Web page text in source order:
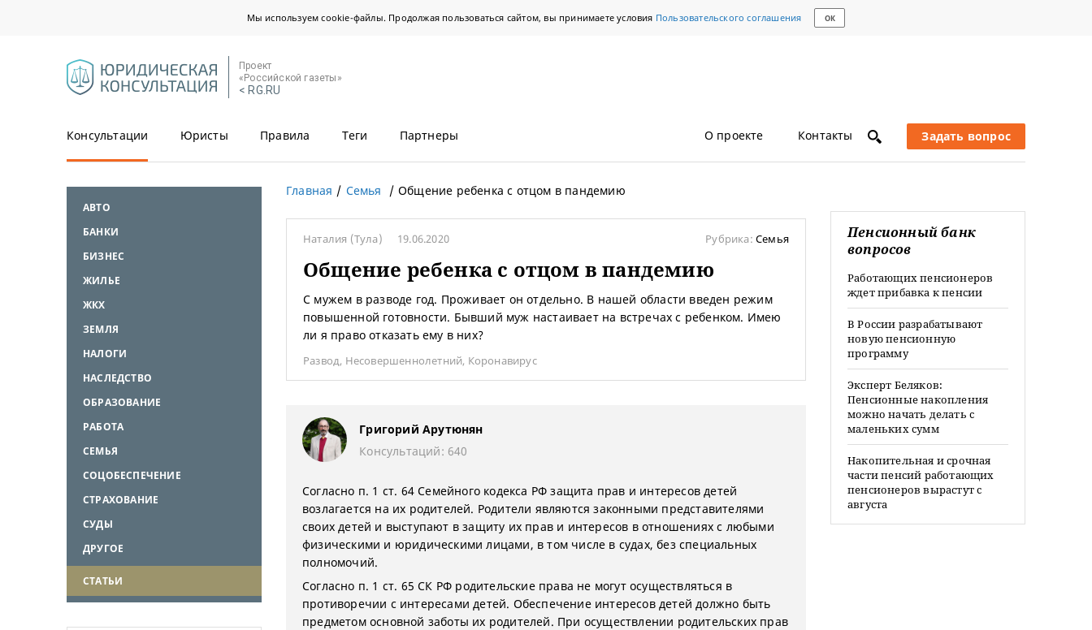
Мы используем cookie-файлы. Продолжая пользоваться сайтом, вы принимаете условия Пользовательского соглашения ОК
Проект
«Российской газеты»
< RG.RU
Консультации Юристы Правила Теги Партнеры О проекте Контакты Задать вопрос
АВТО
БАНКИ
БИЗНЕС
ЖИЛЬЕ
ЖКХ
ЗЕМЛЯ
НАЛОГИ
НАСЛЕДСТВО
ОБРАЗОВАНИЕ
РАБОТА
СЕМЬЯ
СОЦОБЕСПЕЧЕНИЕ
СТРАХОВАНИЕ
СУДЫ
ДРУГОЕ
СТАТЬИ
Главная Семья Общение ребенка с отцом в пандемию
Наталия (Тула) 19.06.2020 Рубрика: Семья
Общение ребенка с отцом в пандемию
С мужем в разводе год. Проживает он отдельно. В нашей области введен режим
повышенной готовности. Бывший муж настаивает на встречах с ребенком. Имею
ли я право отказать ему в них?
Развод, Несовершеннолетний, Коронавирус
Григорий Арутюнян
Консультаций: 640
Согласно п. 1 ст. 64 Семейного кодекса РФ защита прав и интересов детей
возлагается на их родителей. Родители являются законными представителями
своих детей и выступают в защиту их прав и интересов в отношениях с любыми
физическими и юридическими лицами, в том числе в судах, без специальных
полномочий.
Согласно п. 1 ст. 65 СК РФ родительские права не могут осуществляться в
противоречии с интересами детей. Обеспечение интересов детей должно быть
предметом основной заботы их родителей. При осуществлении родительских прав
Пенсионный банк
вопросов
Работающих пенсионеров
ждет прибавка к пенсии
В России разрабатывают
новую пенсионную
программу
Эксперт Беляков:
Пенсионные накопления
можно начать делать с
маленьких сумм
Накопительная и срочная
части пенсий работающих
пенсионеров вырастут с
августа